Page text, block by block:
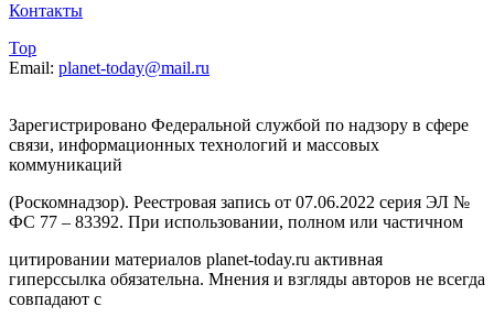
Контакты
Top
Email: planet-today@mail.ru
Зарегистрировано Федеральной службой по надзору в сфере
связи, информационных технологий и массовых
коммуникаций
(Роскомнадзор). Реестровая запись от 07.06.2022 серия ЭЛ №
ФС 77 – 83392. При использовании, полном или частичном
цитировании материалов planet-today.ru активная
гиперссылка обязательна. Мнения и взгляды авторов не всегда
совпадают с